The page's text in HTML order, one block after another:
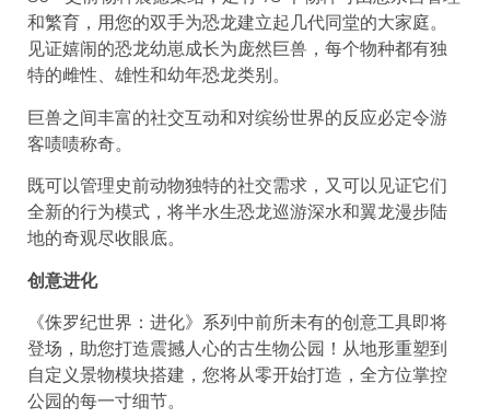
和繁育，用您的双手为恐龙建立起几代同堂的大家庭。
见证嬉闹的恐龙幼崽成长为庞然巨兽，每个物种都有独
特的雌性、雄性和幼年恐龙类别。
巨兽之间丰富的社交互动和对缤纷世界的反应必定令游
客啧啧称奇。
既可以管理史前动物独特的社交需求，又可以见证它们
全新的行为模式，将半水生恐龙巡游深水和翼龙漫步陆
地的奇观尽收眼底。
创意进化
《侏罗纪世界：进化》系列中前所未有的创意工具即将
登场，助您打造震撼人心的古生物公园！从地形重塑到
自定义景物模块搭建，您将从零开始打造，全方位掌控
公园的每一寸细节。